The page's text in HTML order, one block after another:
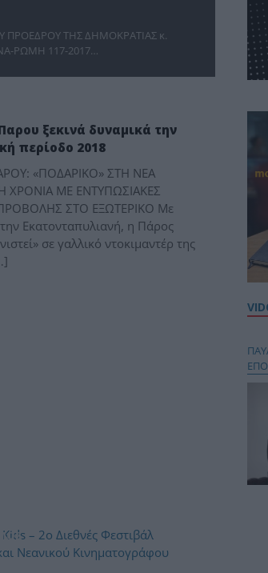
ΠΡΟΕΔΡΟΥ ΤΗΣ ΔΗΜΟΚΡΑΤΙΑΣ κ.
ΡΩΜΗ 117-2017…
ξεκινά δυναμικά την
περίοδο 2018
«ΠΟΔΑΡΙΚΟ» ΣΤΗ ΝΕΑ
ΧΡΟΝΙΑ ΜΕ ΕΝΤΥΠΩΣΙΑΚΕΣ
ΣΤΟ ΕΞΩΤΕΡΙΚΟ Με
Εκατονταπυλιανή, η Πάρος
σε γαλλικό ντοκιμαντέρ της